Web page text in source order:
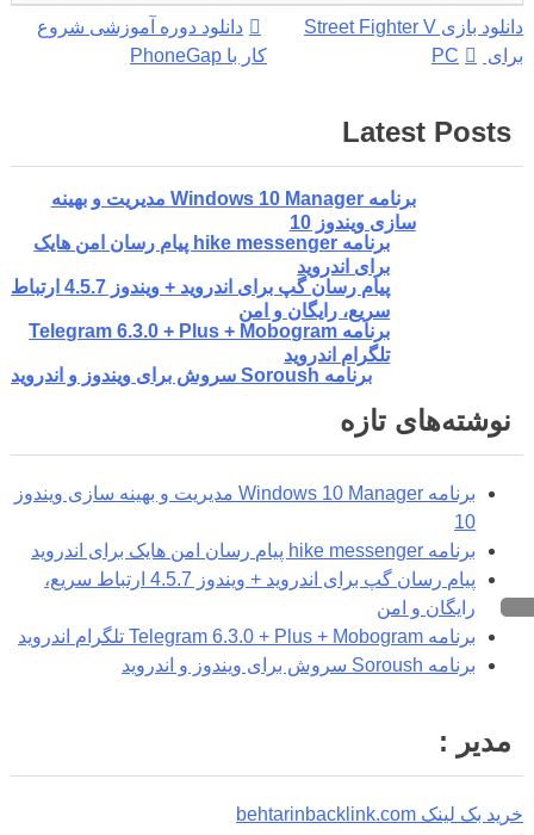
راهبری
نوشته
دانلود دوره آموزشی شروع
کار با PhoneGap
دانلود بازی Street Fighter V
برای PC
Latest Posts
برنامه Windows 10 Manager مدیریت و بهینه
سازی ویندوز 10
برنامه hike messenger پیام‌ رسان‌ امن هایک
برای اندروید
پیام رسان گپ برای اندروید + ویندوز 4.5.7 ارتباط
سریع، رایگان و امن
برنامه Telegram 6.3.0 + Plus + Mobogram
تلگرام اندروید
برنامه Soroush سروش برای ویندوز و اندروید
نوشته‌های تازه
برنامه Windows 10 Manager مدیریت و بهینه سازی ویندوز
10
برنامه hike messenger پیام‌ رسان‌ امن هایک برای اندروید
پیام رسان گپ برای اندروید + ویندوز 4.5.7 ارتباط سریع،
رایگان و امن
برنامه Telegram 6.3.0 + Plus + Mobogram تلگرام اندروید
برنامه Soroush سروش برای ویندوز و اندروید
مدیر :
خرید بک لینک behtarinbacklink.com